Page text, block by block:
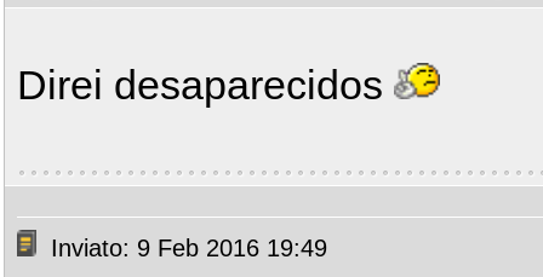
Direi desaparecidos
Inviato: 9 Feb 2016 19:49